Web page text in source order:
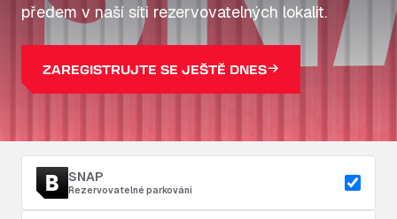
předem v naší síti rezervovatelných lokalit.
ZAREGISTRUJTE SE JEŠTĚ DNES
SNAP
Rezervovatelné parkování